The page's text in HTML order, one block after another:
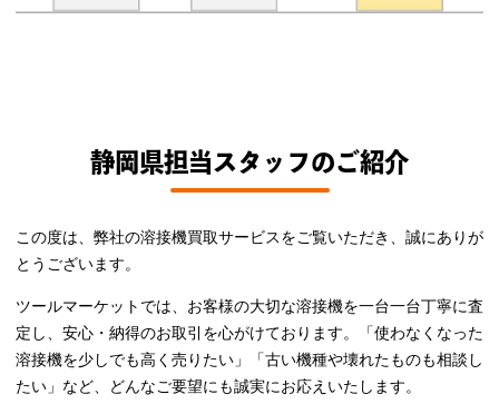
静岡県担当スタッフのご紹介
この度は、弊社の溶接機買取サービスをご覧いただき、誠にありが
とうございます。
ツールマーケットでは、お客様の大切な溶接機を一台一台丁寧に査
定し、安心・納得のお取引を心がけております。「使わなくなった
溶接機を少しでも高く売りたい」「古い機種や壊れたものも相談し
たい」など、どんなご要望にも誠実にお応えいたします。